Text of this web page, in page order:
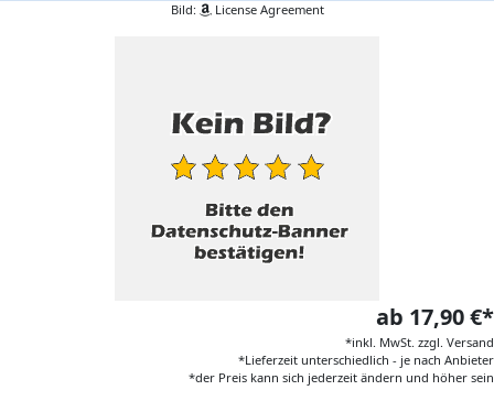
Bild: License Agreement
ab 17,90 €*
*inkl. MwSt. zzgl. Versand
*Lieferzeit unterschiedlich - je nach Anbieter
*der Preis kann sich jederzeit ändern und höher sein